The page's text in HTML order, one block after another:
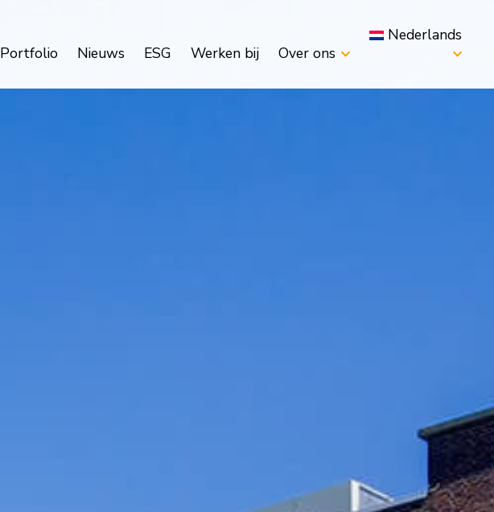
Portfolio Nieuws ESG Werken bij Over ons
Nederlands